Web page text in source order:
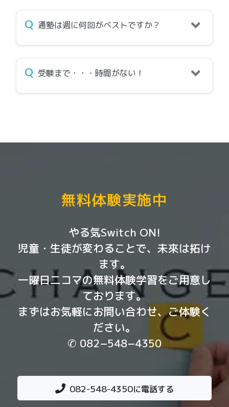
Q 通塾は週に何回がベストですか？
Q 受験まで・・・時間がない！
無料体験実施中
やる気Switch ON!
児童・生徒が変わることで、未來は拓け
ます。
一曜日二コマの無料体験学習をご用意し
ております。
まずはお気軽にお問い合わせ、ご体験く
ださい。
✆ 082−548−4350
082-548-4350に電話する